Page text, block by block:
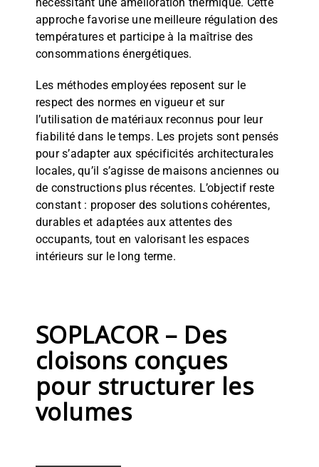
nécessitant une amélioration thermique. Cette
approche favorise une meilleure régulation des
températures et participe à la maîtrise des
consommations énergétiques.
Les méthodes employées reposent sur le
respect des normes en vigueur et sur
l’utilisation de matériaux reconnus pour leur
fiabilité dans le temps. Les projets sont pensés
pour s’adapter aux spécificités architecturales
locales, qu’il s’agisse de maisons anciennes ou
de constructions plus récentes. L’objectif reste
constant : proposer des solutions cohérentes,
durables et adaptées aux attentes des
occupants, tout en valorisant les espaces
intérieurs sur le long terme.
SOPLACOR – Des
cloisons conçues
pour structurer les
volumes